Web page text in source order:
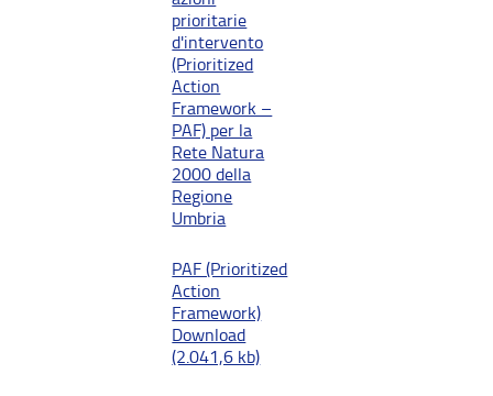
prioritarie
d'intervento
(Prioritized
Action
Framework –
PAF) per la
Rete Natura
2000 della
Regione
Umbria
PAF (Prioritized
Action
Framework)
Download
(2.041,6 kb)